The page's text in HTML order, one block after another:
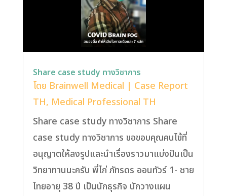
Share case study ทางวิชาการ
โดย Brainwell Medical | Case Report
TH, Medical Professional TH
Share case study ทางวิชาการ Share
case study ทางวิชาการ ขอขอบคุณคนไข้ที่
อนุญาตให้ลงรูปและนำเรื่องราวมาแบ่งปันเป็น
วิทยาทานนะครับ พี่ไก่ ภัทรดร ออนทัวร์ 1- ชาย
ไทยอายุ 38 ปี เป็นนักธุรกิจ นักวางแผน